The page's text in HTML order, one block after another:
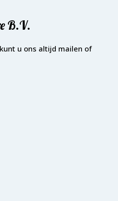
B.V.
u ons altijd mailen of